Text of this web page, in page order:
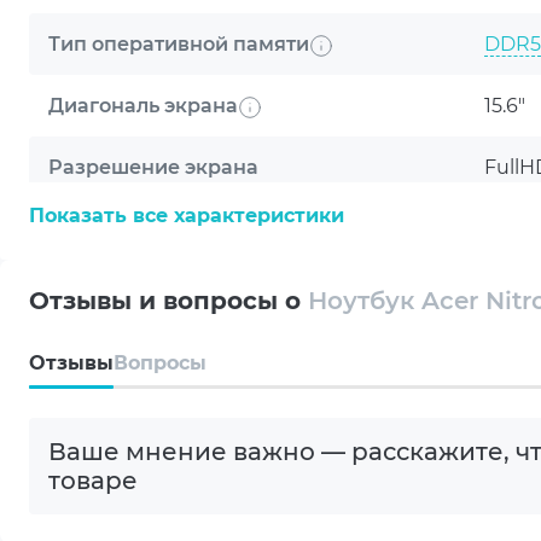
ТЕНЗОРНЫЕ ЯДРА ПЯТОГО
Тип оперативной памяти DDR5
Диагональ экрана 15.6"
Разрешение экрана
Тип матрицы
Частота экрана
Модель процессора
Показать все характеристики
Отзывы и вопросы о Ноутбук Acer
OтзывыВопросы
Ваше мнение важно — расскажите,
товаре
техника будет
Гарантия от